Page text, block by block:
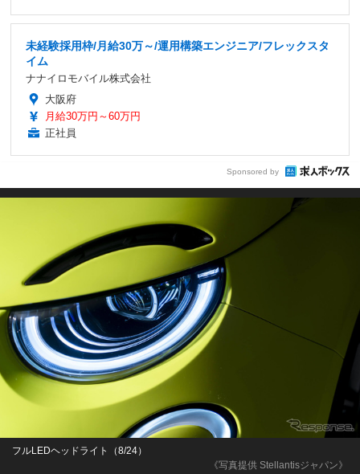
未経験採用枠/月給30万～/運用構築エンジニア/フレックスタ
イム
ナナイロモバイル株式会社
大阪府
月給30万円～60万円
正社員
Sponsored by
《写真提供 Stellantisジャパン》
フルLEDヘッドライト（8/24）